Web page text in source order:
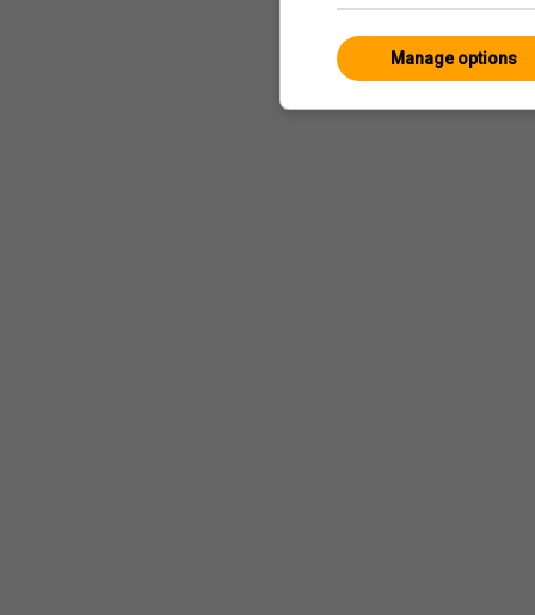
Manage options